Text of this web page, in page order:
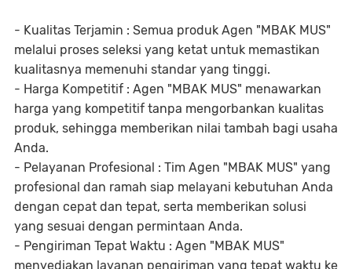
- Kualitas Terjamin : Semua produk Agen "MBAK MUS"
melalui proses seleksi yang ketat untuk memastikan
kualitasnya memenuhi standar yang tinggi.
- Harga Kompetitif : Agen "MBAK MUS" menawarkan
harga yang kompetitif tanpa mengorbankan kualitas
produk, sehingga memberikan nilai tambah bagi usaha
Anda.
- Pelayanan Profesional : Tim Agen "MBAK MUS" yang
profesional dan ramah siap melayani kebutuhan Anda
dengan cepat dan tepat, serta memberikan solusi
yang sesuai dengan permintaan Anda.
- Pengiriman Tepat Waktu : Agen "MBAK MUS"
menyediakan layanan pengiriman yang tepat waktu ke